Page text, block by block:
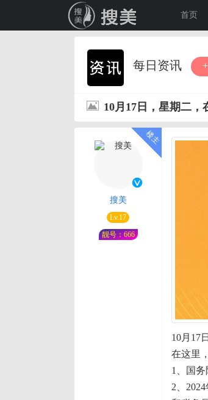
首页
每日资讯
10月17日，星期二，
搜美
Lv.17
靓号：666
10月17
在这里
1、国
2、